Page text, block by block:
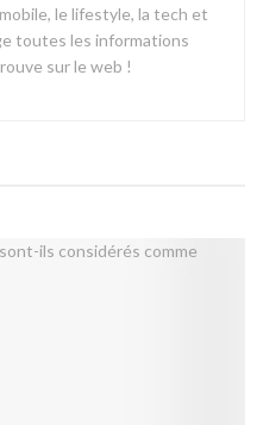
le lifestyle, la tech et
toutes les informations
sur le web !